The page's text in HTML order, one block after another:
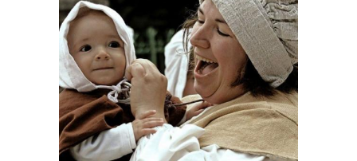
Налоги в россии Налог на бороду
Подоходный налог Налог на недвижимость